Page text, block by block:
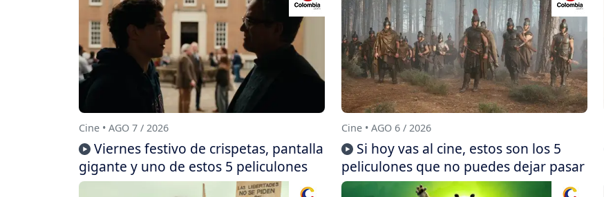
Cine • AGO 7 / 2026
Viernes festivo de crispetas, pantalla
gigante y uno de estos 5 peliculones
Cine • AGO 6 / 2026
Si hoy vas al cine, estos son los 5
peliculones que no puedes dejar pasar